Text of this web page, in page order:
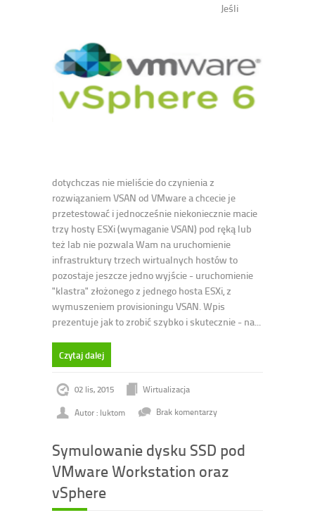
Jeśli
dotychczas nie mieliście do czynienia z
rozwiązaniem VSAN od VMware a chcecie je
przetestować i jednocześnie niekoniecznie macie
trzy hosty ESXi (wymaganie VSAN) pod ręką lub
też lab nie pozwala Wam na uruchomienie
infrastruktury trzech wirtualnych hostów to
pozostaje jeszcze jedno wyjście - uruchomienie
"klastra" złożonego z jednego hosta ESXi, z
wymuszeniem provisioningu VSAN. Wpis
prezentuje jak to zrobić szybko i skutecznie - na...
Czytaj dalej
02 lis, 2015
Wirtualizacja
Autor : luktom
Brak komentarzy
Symulowanie dysku SSD pod
VMware Workstation oraz
vSphere